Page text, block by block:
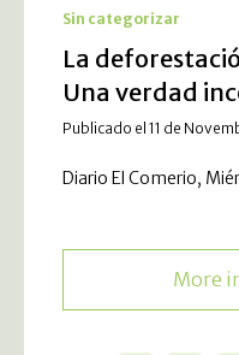
Sin categorizar
La
Una verdad
Publicado el 11 de
Diario El Comerio,
More